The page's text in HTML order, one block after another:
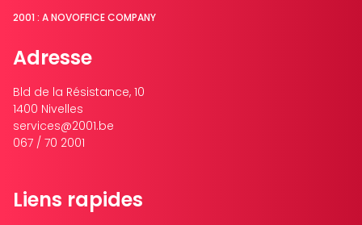
2001 : A NOVOFFICE COMPANY
Adresse
Bld de la Résistance, 10
1400 Nivelles
services@2001.be
067 / 70 2001
Liens rapides